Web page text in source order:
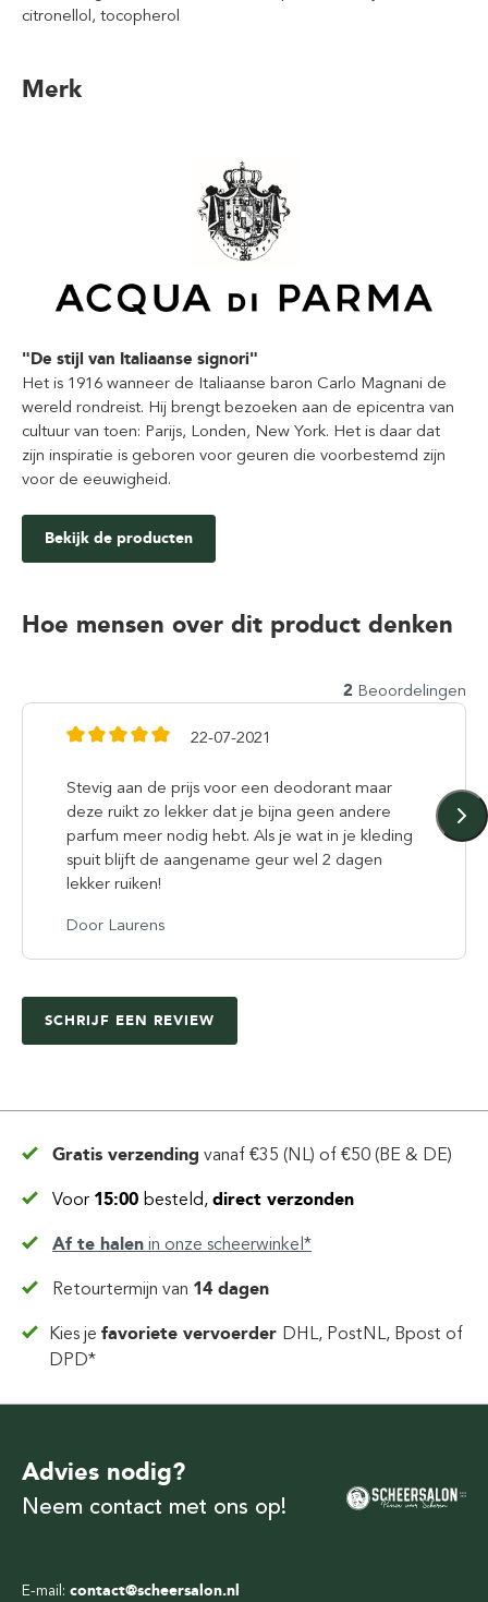
citronellol, tocopherol
Merk
"De stijl van Italiaanse signori"
Het is 1916 wanneer de Italiaanse baron Carlo Magnani de
wereld rondreist. Hij brengt bezoeken aan de epicentra van
cultuur van toen: Parijs, Londen, New York. Het is daar dat
zijn inspiratie is geboren voor geuren die voorbestemd zijn
voor de eeuwigheid.
Bekijk de producten
Hoe mensen over dit product denken
2 Beoordelingen
22-07-2021
Stevig aan de prijs voor een deodorant maar
deze ruikt zo lekker dat je bijna geen andere
parfum meer nodig hebt. Als je wat in je kleding
spuit blijft de aangename geur wel 2 dagen
lekker ruiken!
Door Laurens
SCHRIJF EEN REVIEW
Gratis verzending vanaf €35 (NL) of €50 (BE & DE)
Voor 15:00 besteld, direct verzonden
Af te halen in onze scheerwinkel*
Retourtermijn van 14 dagen
Kies jefavoriete vervoerder DHL, PostNL, Bpost of
DPD*
E-mail: contact@scheersalon.nl
Advies nodig?
Neem contact met ons op!